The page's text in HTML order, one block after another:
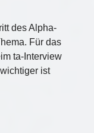
des Alpha-
Für das
ta-Interview
ist